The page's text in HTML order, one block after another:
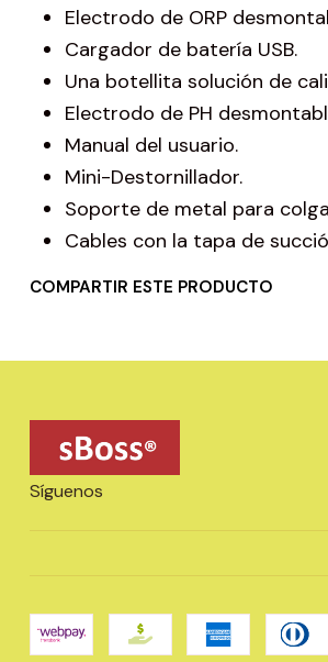
Electrodo de ORP
Cargador de batería USB.
Una botellita solución de
Electrodo de PH
Manual del usuario.
Mini-Destornillador.
Soporte de metal para
Cables con la tapa de
COMPARTIR ESTE PRODUCTO
Síguenos